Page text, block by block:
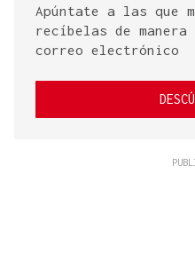
Apúntate a las que
recíbelas de
correo electrónico